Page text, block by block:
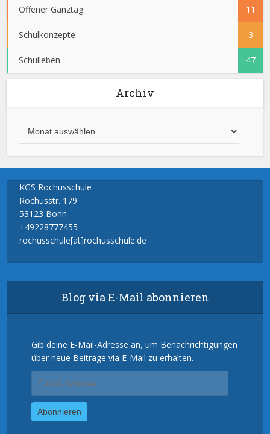
Offener Ganztag 11
Schulkonzepte 3
Schulleben 47
Archiv
KGS Rochusschule
Rochusstr. 179
53123 Bonn
+49228777455
rochusschule[at]rochusschule.de
Blog via E-Mail abonnieren
Gib deine E-Mail-Adresse an, um Benachrichtigungen
über neue Beiträge via E-Mail zu erhalten.
Mail-
Adresse
Abonnieren